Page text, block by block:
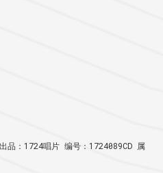
品：1724唱片 编号：1724089CD 属